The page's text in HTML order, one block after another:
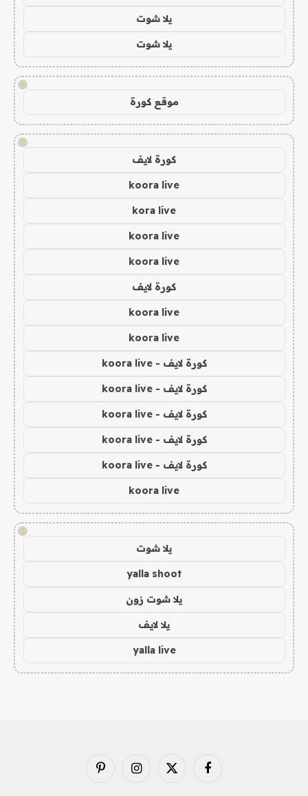
يلا شوت
يلا شوت
!
موقع كورة
!
كورة لايف
koora live
kora live
koora live
koora live
كورة لايف
koora live
koora live
كورة لايف - koora live
كورة لايف - koora live
كورة لايف - koora live
كورة لايف - koora live
كورة لايف - koora live
koora live
!
يلا شوت
yalla shoot
يلا شوت زون
يلا لايف
yalla live
فيسبوك X
الانستغرامبينتيريست